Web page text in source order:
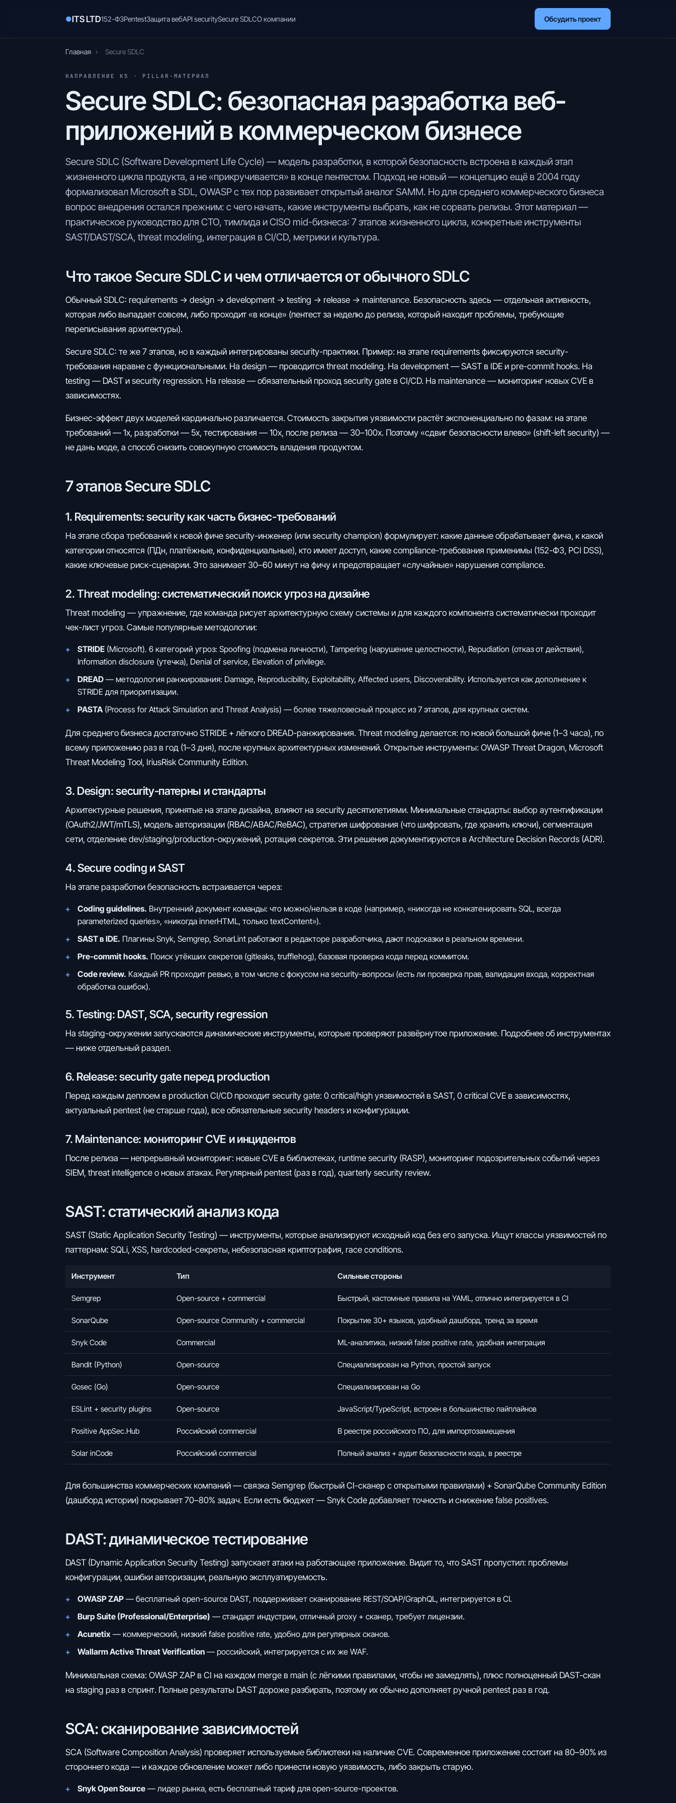
●ITS LTD152-ФЗPentestЗащита вебAPI securitySecure SDLCО компании Обсудить проект
Главная › Secure SDLC
НАПРАВЛЕНИЕ К5 · PILLAR-МАТЕРИАЛ
Secure SDLC: безопасная разработка веб-
приложений в коммерческом бизнесе
Secure SDLC (Software Development Life Cycle) — модель разработки, в которой безопасность встроена в каждый этап
жизненного цикла продукта, а не «прикручивается» в конце пентестом. Подход не новый — концепцию ещё в 2004 году
формализовал Microsoft в SDL, OWASP с тех пор развивает открытый аналог SAMM. Но для среднего коммерческого бизнеса
вопрос внедрения остался прежним: с чего начать, какие инструменты выбрать, как не сорвать релизы. Этот материал —
практическое руководство для CTO, тимлида и CISO mid-бизнеса: 7 этапов жизненного цикла, конкретные инструменты
SAST/DAST/SCA, threat modeling, интеграция в CI/CD, метрики и культура.
Что такое Secure SDLC и чем отличается от обычного SDLC
Обычный SDLC: requirements → design → development → testing → release → maintenance. Безопасность здесь — отдельная активность,
которая либо выпадает совсем, либо проходит «в конце» (пентест за неделю до релиза, который находит проблемы, требующие
переписывания архитектуры).
Secure SDLC: те же 7 этапов, но в каждый интегрированы security-практики. Пример: на этапе requirements фиксируются security-
требования наравне с функциональными. На design — проводится threat modeling. На development — SAST в IDE и pre-commit hooks. На
testing — DAST и security regression. На release — обязательный проход security gate в CI/CD. На maintenance — мониторинг новых CVE в
зависимостях.
Бизнес-эффект двух моделей кардинально различается. Стоимость закрытия уязвимости растёт экспоненциально по фазам: на этапе
требований — 1x, разработки — 5x, тестирования — 10x, после релиза — 30–100x. Поэтому «сдвиг безопасности влево» (shift-left security) —
не дань моде, а способ снизить совокупную стоимость владения продуктом.
7 этапов Secure SDLC
1. Requirements: security как часть бизнес-требований
На этапе сбора требований к новой фиче security-инженер (или security champion) формулирует: какие данные обрабатывает фича, к какой
категории относятся (ПДн, платёжные, конфиденциальные), кто имеет доступ, какие compliance-требования применимы (152-ФЗ, PCI DSS),
какие ключевые риск-сценарии. Это занимает 30–60 минут на фичу и предотвращает «случайные» нарушения compliance.
2. Threat modeling: систематический поиск угроз на дизайне
Threat modeling — упражнение, где команда рисует архитектурную схему системы и для каждого компонента систематически проходит
чек-лист угроз. Самые популярные методологии:
STRIDE (Microsoft). 6 категорий угроз: Spoofing (подмена личности), Tampering (нарушение целостности), Repudiation (отказ от действия),
Information disclosure (утечка), Denial of service, Elevation of privilege.
DREAD — методология ранжирования: Damage, Reproducibility, Exploitability, Affected users, Discoverability. Используется как дополнение к
STRIDE для приоритизации.
PASTA(Process for Attack Simulation and Threat Analysis) — более тяжеловесный процесс из 7 этапов, для крупных систем.
Для среднего бизнеса достаточно STRIDE + лёгкого DREAD-ранжирования. Threat modeling делается: по новой большой фиче (1–3 часа), по
всему приложению раз в год (1–3 дня), после крупных архитектурных изменений. Открытые инструменты: OWASP Threat Dragon, Microsoft
Threat Modeling Tool, IriusRisk Community Edition.
3. Design: security-патерны и стандарты
Архитектурные решения, принятые на этапе дизайна, влияют на security десятилетиями. Минимальные стандарты: выбор аутентификации
(OAuth2/JWT/mTLS), модель авторизации (RBAC/ABAC/ReBAC), стратегия шифрования (что шифровать, где хранить ключи), сегментация
сети, отделение dev/staging/production-окружений, ротация секретов. Эти решения документируются в Architecture Decision Records (ADR).
4. Secure coding и SAST
На этапе разработки безопасность встраивается через:
Coding guidelines. Внутренний документ команды: что можно/нельзя в коде (например, «никогда не конкатенировать SQL, всегда
parameterized queries», «никогда innerHTML, только textContent»).
SAST в IDE. Плагины Snyk, Semgrep, SonarLint работают в редакторе разработчика, дают подсказки в реальном времени.
Pre-commit hooks. Поиск утёкших секретов (gitleaks, trufflehog), базовая проверка кода перед коммитом.
Code review. Каждый PR проходит ревью, в том числе с фокусом на security-вопросы (есть ли проверка прав, валидация входа, корректная
обработка ошибок).
5. Testing: DAST, SCA, security regression
На staging-окружении запускаются динамические инструменты, которые проверяют развёрнутое приложение. Подробнее об инструментах
— ниже отдельный раздел.
6. Release: security gate перед production
Перед каждым деплоем в production CI/CD проходит security gate: 0 critical/high уязвимостей в SAST, 0 critical CVE в зависимостях,
актуальный pentest (не старше года), все обязательные security headers и конфигурации.
7. Maintenance: мониторинг CVE и инцидентов
После релиза — непрерывный мониторинг: новые CVE в библиотеках, runtime security (RASP), мониторинг подозрительных событий через
SIEM, threat intelligence о новых атаках. Регулярный pentest (раз в год), quarterly security review.
SAST: статический анализ кода
SAST (Static Application Security Testing) — инструменты, которые анализируют исходный код без его запуска. Ищут классы уязвимостей по
паттернам: SQLi, XSS, hardcoded-секреты, небезопасная криптография, race conditions.
Инструмент Тип Сильные стороны
Semgrep Open-source + commercial Быстрый, кастомные правила на YAML, отлично интегрируется в CI
SonarQube Open-source Community + commercial Покрытие 30+ языков, удобный дашборд, тренд за время
Snyk Code Commercial ML-аналитика, низкий false positive rate, удобная интеграция
Bandit (Python) Open-source Специализирован на Python, простой запуск
Gosec (Go) Open-source Специализирован на Go
ESLint + security plugins Open-source JavaScript/TypeScript, встроен в большинство пайплайнов
Positive AppSec.Hub Российский commercial В реестре российского ПО, для импортозамещения
Solar inCode Российский commercial Полный анализ + аудит безопасности кода, в реестре
Для большинства коммерческих компаний — связка Semgrep (быстрый CI-сканер с открытыми правилами) + SonarQube Community Edition
(дашборд истории) покрывает 70–80% задач. Если есть бюджет — Snyk Code добавляет точность и снижение false positives.
DAST: динамическое тестирование
DAST (Dynamic Application Security Testing) запускает атаки на работающее приложение. Видит то, что SAST пропустил: проблемы
конфигурации, ошибки авторизации, реальную эксплуатируемость.
OWASP ZAP — бесплатный open-source DAST, поддерживает сканирование REST/SOAP/GraphQL, интегрируется в CI.
Burp Suite (Professional/Enterprise) — стандарт индустрии, отличный proxy + сканер, требует лицензии.
Acunetix — коммерческий, низкий false positive rate, удобно для регулярных сканов.
Wallarm Active Threat Verification — российский, интегрируется с их же WAF.
Минимальная схема: OWASP ZAP в CI на каждом merge в main (с лёгкими правилами, чтобы не замедлять), плюс полноценный DAST-скан
на staging раз в спринт. Полные результаты DAST дороже разбирать, поэтому их обычно дополняет ручной pentest раз в год.
SCA: сканирование зависимостей
SCA (Software Composition Analysis) проверяет используемые библиотеки на наличие CVE. Современное приложение состоит на 80–90% из
стороннего кода — и каждое обновление может либо принести новую уязвимость, либо закрыть старую.
Snyk Open Source — лидер рынка, есть бесплатный тариф для open-source-проектов.